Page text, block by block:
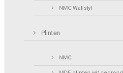
NMC Wallstyl
Plinten
NMC